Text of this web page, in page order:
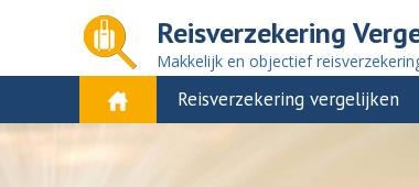
Reisverzekering
Makkelijk en objectief
Reisverzekering vergelijken